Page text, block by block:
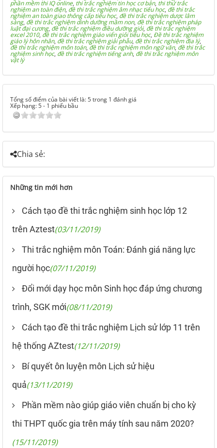
phần mềm thi IQ online, thi trắc nghiệm tin học cơ bản, thi thử trắc
nghiệm an toàn điện, đề thi trắc nghiệm âm nhạc tiểu học, đề thi trắc
nghiệm an toàn giao thông cấp tiểu học, đề thi trắc nghiệm dược lâm
sàng, đề thi trắc nghiệm dinh dưỡng mầm non, đề thi trắc nghiệm pháp
luật đại cương, đề thi trắc nghiệm điều dưỡng giỏi, đề thi trắc nghiệm
excel 2010, đề thi trắc nghiệm giáo viển giỏi tiểu học, Đề thi trắc nghiệm
giáo lý hôn nhân, đề thi trắc nghiệm giải phẫu, đề thi trắc nghiệm địa lý,
đề thi trắc nghiệm môn toán, đề thi trắc nghiệm môn ngữ văn, đề thi trắc
nghiệm sinh học, đề thi trắc nghiệm tiếng anh, đề thi trắc nghiệm môn
vật lý
Tổng số điểm của bài viết là: 5 trong 1 đánh giá
Xếp hạng:5- 1 phiếu bầu
Chia sẻ:
Những tin mới hơn
Cách tạo đề thi trắc nghiệm sinh học lớp 12
trên Aztest(03/11/2019)
Thi trắc nghiệm môn Toán: Đánh giá năng lực
người học(07/11/2019)
Đổi mới dạy học môn Sinh học đáp ứng chương
trình, SGK mới(08/11/2019)
Cách tạo đề thi trắc nghiệm Lịch sử lớp 11 trên
hệ thống AZtest(12/11/2019)
Bí quyết ôn luyện môn Lịch sử hiệu
quả(13/11/2019)
Phần mềm nào giúp giáo viên chuẩn bị cho kỳ
thi THPT quốc gia trên máy tính sau năm 2020?
(15/11/2019)